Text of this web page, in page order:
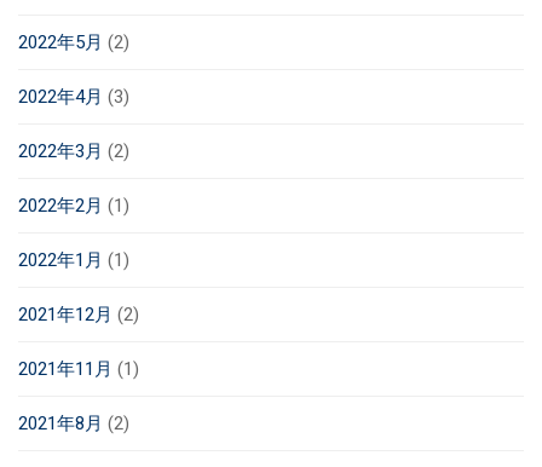
2022年5月 (2)
2022年4月 (3)
2022年3月 (2)
2022年2月 (1)
2022年1月 (1)
2021年12月 (2)
2021年11月 (1)
2021年8月 (2)